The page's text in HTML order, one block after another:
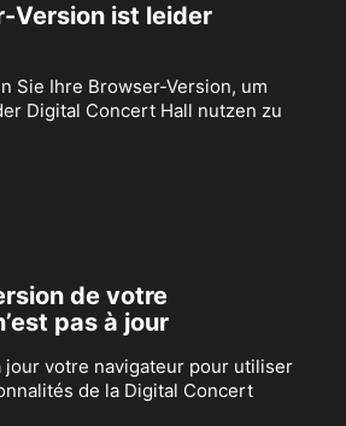
Version ist leider
Sie Ihre Browser-Version, um
Digital Concert Hall nutzen zu
de votre
pas à jour
jour votre navigateur pour utiliser
de la Digital Concert